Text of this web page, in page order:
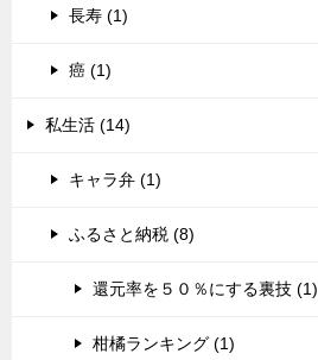
長寿 (1)
癌 (1)
私生活 (14)
キャラ弁 (1)
ふるさと納税 (8)
還元率を５０％にする裏技 (1)
柑橘ランキング (1)